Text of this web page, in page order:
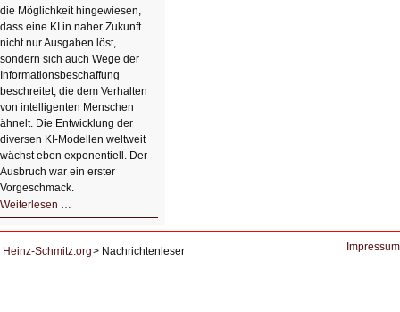
die Möglichkeit hingewiesen,
dass eine KI in naher Zukunft
nicht nur Ausgaben löst,
sondern sich auch Wege der
Informationsbeschaffung
beschreitet, die dem Verhalten
von intelligenten Menschen
ähnelt. Die Entwicklung der
diversen KI-Modellen weltweit
wächst eben exponentiell. Der
Ausbruch war ein erster
Vorgeschmack.
Weiterlesen …
Der
KI
Heinz-Schmitz.org Nachrichtenleser Impressum